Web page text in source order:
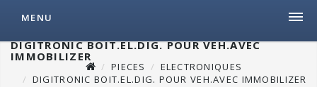
MENU
DIGITRONIC BOIT.EL.DIG. POUR VEH.AVEC
IMMOBILIZER
PIECES
ELECTRONIQUES
DIGITRONIC BOIT.EL.DIG. POUR VEH.AVEC IMMOBILIZER